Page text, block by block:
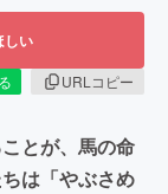
しい
URLコピー
とが、馬の命
は「やぶさめ